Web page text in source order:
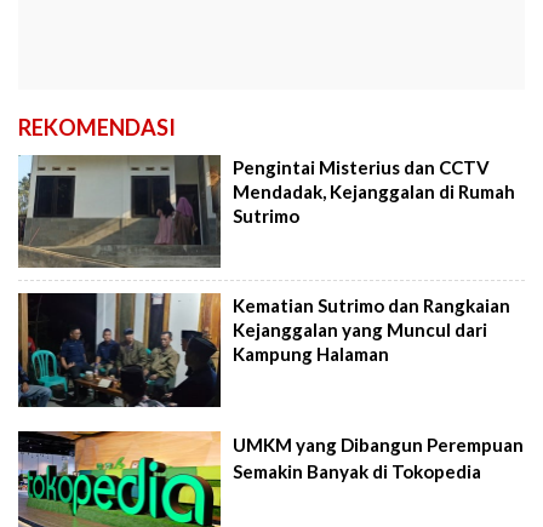
REKOMENDASI
Pengintai Misterius dan CCTV
Mendadak, Kejanggalan di Rumah
Sutrimo
Kematian Sutrimo dan Rangkaian
Kejanggalan yang Muncul dari
Kampung Halaman
UMKM yang Dibangun Perempuan
Semakin Banyak di Tokopedia